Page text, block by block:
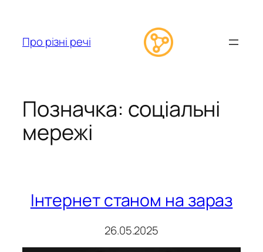
вмісту
Про різні речі
Позначка: соціальні
мережі
Інтернет станом на зараз
26.05.2025